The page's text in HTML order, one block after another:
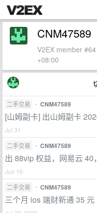
CNM47589
V2EX member
+08:00
二手交易 • CNM47589
[山姆副卡] 出山姆副卡
Jul 31
二手交易
• CNM47589
出 88vip 权益，网易云 40
Jun 16
二手交易
• CNM47589
三个月 ios 端财新通 35 元